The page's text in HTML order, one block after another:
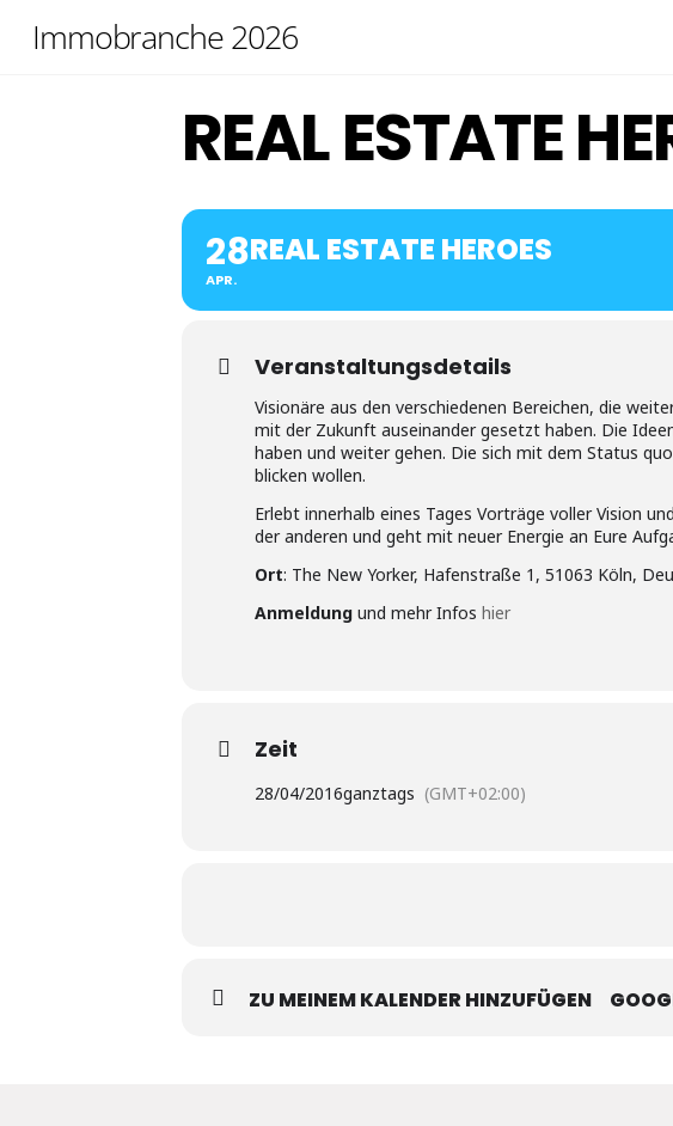
Immobranche 2026
REAL ESTATE
28
APR.
REAL ESTATE HEROES
Veranstaltungsdetails
Visionäre aus den verschiedenen Bereichen, die
mit der Zukunft auseinander gesetzt haben. Die
haben und weiter gehen. Die sich mit dem Status
blicken wollen.
Erlebt innerhalb eines Tages Vorträge voller Vision
der anderen und geht mit neuer Energie an Eure
Ort: The New Yorker, Hafenstraße 1, 51063 Köln,
Anmeldung und mehr Infos hier
Zeit
28/04/2016ganztags (GMT+02:00)
ZU MEINEM KALENDER HINZUFÜGEN